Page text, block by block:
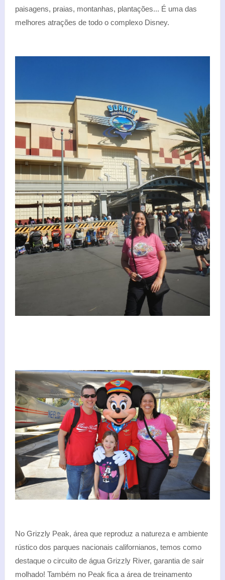
paisagens, praias, montanhas, plantações... É uma das
melhores atrações de todo o complexo Disney.
No Grizzly Peak, área que reproduz a natureza e ambiente
rústico dos parques nacionais californianos, temos como
destaque o circuito de água Grizzly River, garantia de sair
molhado! Também no Peak fica a área de treinamento